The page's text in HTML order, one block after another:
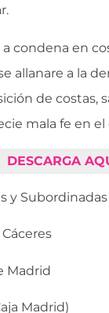
condena en
allanare a la
de costas,
mala fe en
DESCARGA
y Subordinadas
Madrid
Madrid)